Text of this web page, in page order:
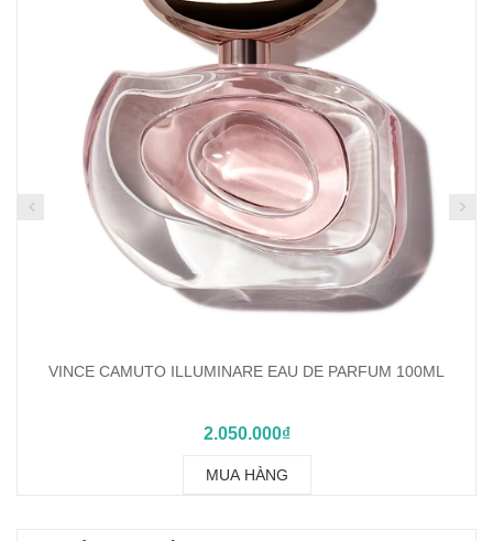
VINCE CAMUTO ILLUMINARE EAU DE PARFUM 100ML
2.050.000₫
MUA HÀNG